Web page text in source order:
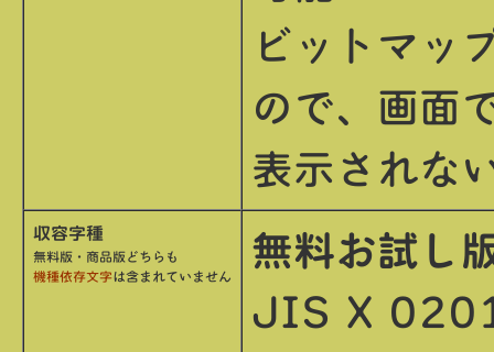
ビットマッ
ので、画面
表示されな
収容字種
無料版・商品版どちらも
機種依存文字は含まれていません
無料お試
JIS X